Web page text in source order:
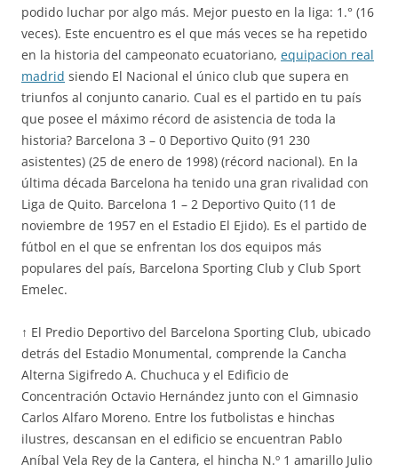
podido luchar por algo más. Mejor puesto en la liga: 1.° (16
veces). Este encuentro es el que más veces se ha repetido
en la historia del campeonato ecuatoriano, equipacion real
madrid siendo El Nacional el único club que supera en
triunfos al conjunto canario. Cual es el partido en tu país
que posee el máximo récord de asistencia de toda la
historia? Barcelona 3 – 0 Deportivo Quito (91 230
asistentes) (25 de enero de 1998) (récord nacional). En la
última década Barcelona ha tenido una gran rivalidad con
Liga de Quito. Barcelona 1 – 2 Deportivo Quito (11 de
noviembre de 1957 en el Estadio El Ejido). Es el partido de
fútbol en el que se enfrentan los dos equipos más
populares del país, Barcelona Sporting Club y Club Sport
Emelec.
↑ El Predio Deportivo del Barcelona Sporting Club, ubicado
detrás del Estadio Monumental, comprende la Cancha
Alterna Sigifredo A. Chuchuca y el Edificio de
Concentración Octavio Hernández junto con el Gimnasio
Carlos Alfaro Moreno. Entre los futbolistas e hinchas
ilustres, descansan en el edificio se encuentran Pablo
Aníbal Vela Rey de la Cantera, el hincha N.º 1 amarillo Julio